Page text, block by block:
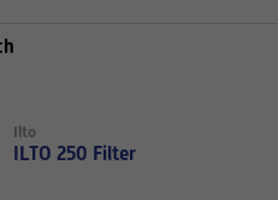
Ilto
ILTO 250 Filter